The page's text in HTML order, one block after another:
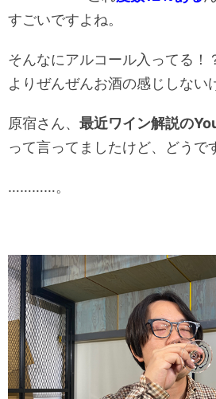
すごいですよね。
そんなにアルコール入ってる
よりぜんぜんお酒の感じしない
原宿さん、 最近ワイン解説の
って言ってましたけど、どうで
…………。